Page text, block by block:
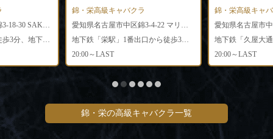
地下鉄「栄駅」より徒歩3分、地下鉄「久屋大通駅」より徒歩7分
錦・栄高級キャバクラ
地下鉄「栄駅」1番出口から徒歩3分、地下鉄「久屋大通駅」4番出口から徒歩1分
20:00～LAST
錦・栄高級キャ
20:00～LAST
錦・栄の高級キャバクラ一覧